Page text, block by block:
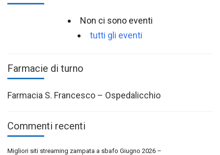
Non ci sono eventi
tutti gli eventi
Farmacie di turno
Farmacia S. Francesco – Ospedalicchio
Commenti recenti
Migliori siti streaming zampata a sbafo Giugno 2026 –